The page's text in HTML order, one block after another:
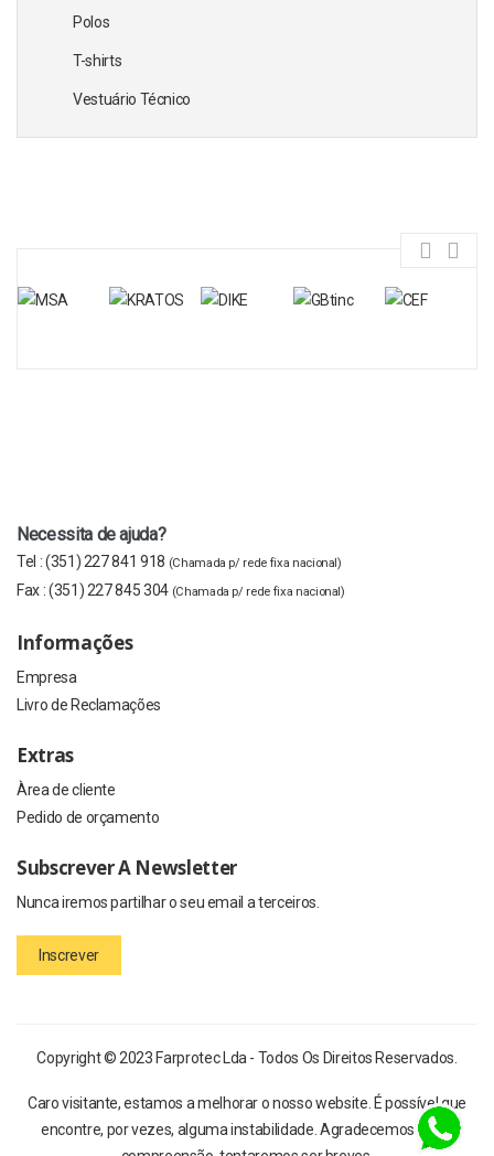
Polos
T-shirts
Vestuário Técnico
Necessita de ajuda?
Tel :(351) 227 841 918 (Chamada p/ rede fixa nacional)
Fax :(351) 227 845 304 (Chamada p/ rede fixa nacional)
Informações
Empresa
Livro de Reclamações
Extras
Àrea de cliente
Pedido de orçamento
Subscrever A Newsletter
Nunca iremos partilhar o seu email a terceiros.
Inscrever
Copyright © 2023 Farprotec Lda - Todos Os Direitos Reservados.
Caro visitante, estamos a melhorar o nosso website. É possível que
encontre, por vezes, alguma instabilidade. Agradecemos a sua